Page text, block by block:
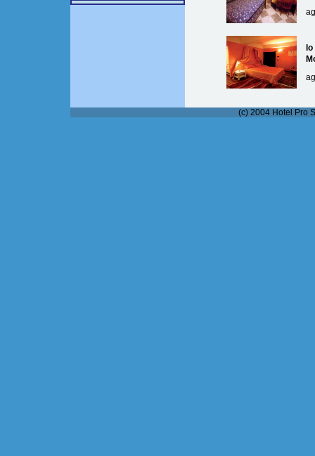
(c) 2004 Hotel Pro